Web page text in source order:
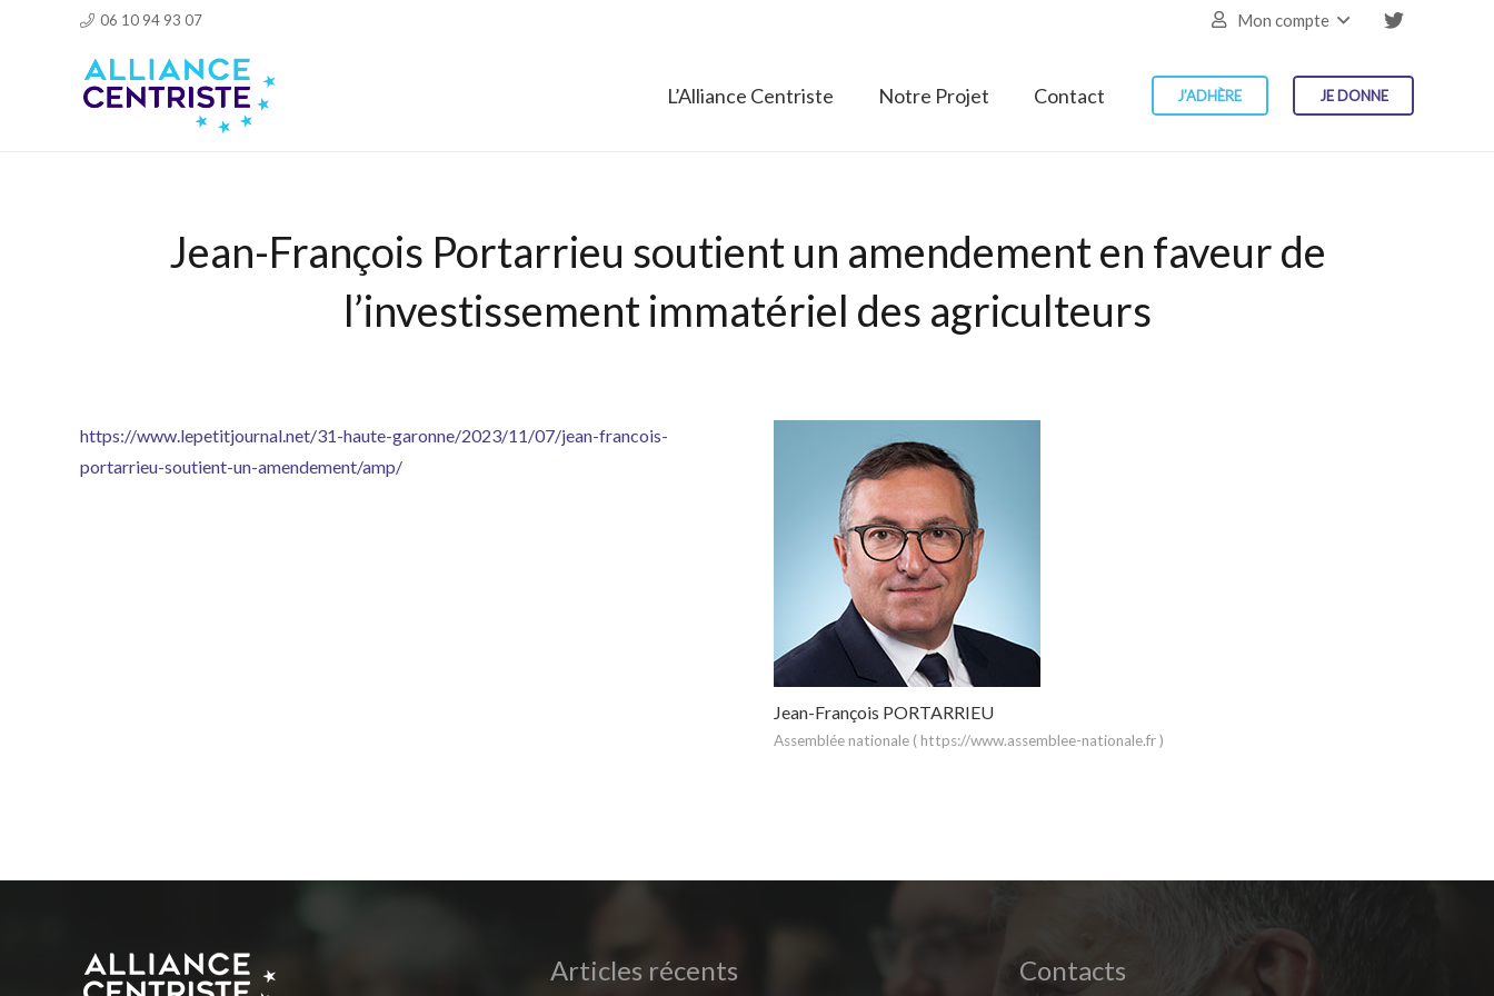
06 10 94 93 07 Mon compte
L’Alliance Centriste Notre Projet Contact J’ADHÈRE JE DONNE
Jean-François Portarrieu soutient un amendement en faveur de
l’investissement immatériel des agriculteurs
https://www.lepetitjournal.net/31-haute-garonne/2023/11/07/jean-francois-
portarrieu-soutient-un-amendement/amp/
Jean-François PORTARRIEU
Assemblée nationale ( https://www.assemblee-nationale.fr )
Articles récents Contacts